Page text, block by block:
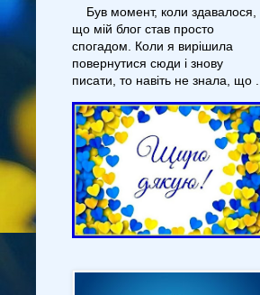
Був момент, коли здавалося,
що мій блог став просто
спогадом. Коли я вирішила
повернутися сюди і знову
писати, то навіть не знала, що ...